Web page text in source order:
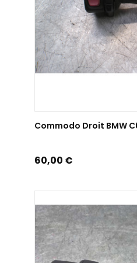
Commodo Droit BMW
Prix
60,00 €